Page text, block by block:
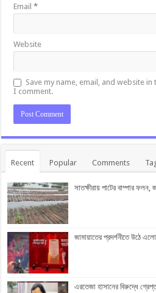
Email*
Website
Save my name, email, and website
I comment.
Recent Popular Comments
সাতক্ষীরায় পাটের বাম্পার
জামায়াতের প্রদর্শনীতে উঠে
এরতেজা হাসানের বিরুদ্ধে